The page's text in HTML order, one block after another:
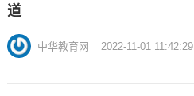
道
中华教育网 2022-11-01 11:42:29